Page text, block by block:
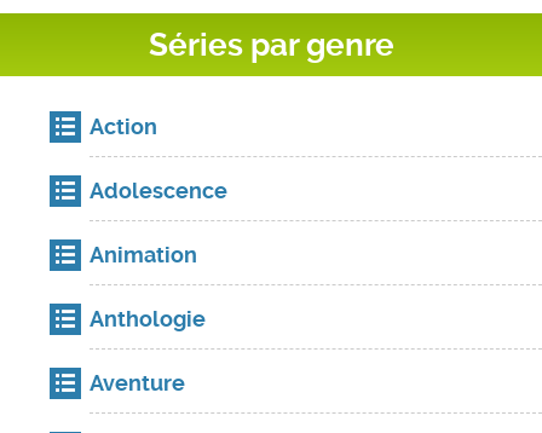
Séries par genre
Action
Adolescence
Animation
Anthologie
Aventure